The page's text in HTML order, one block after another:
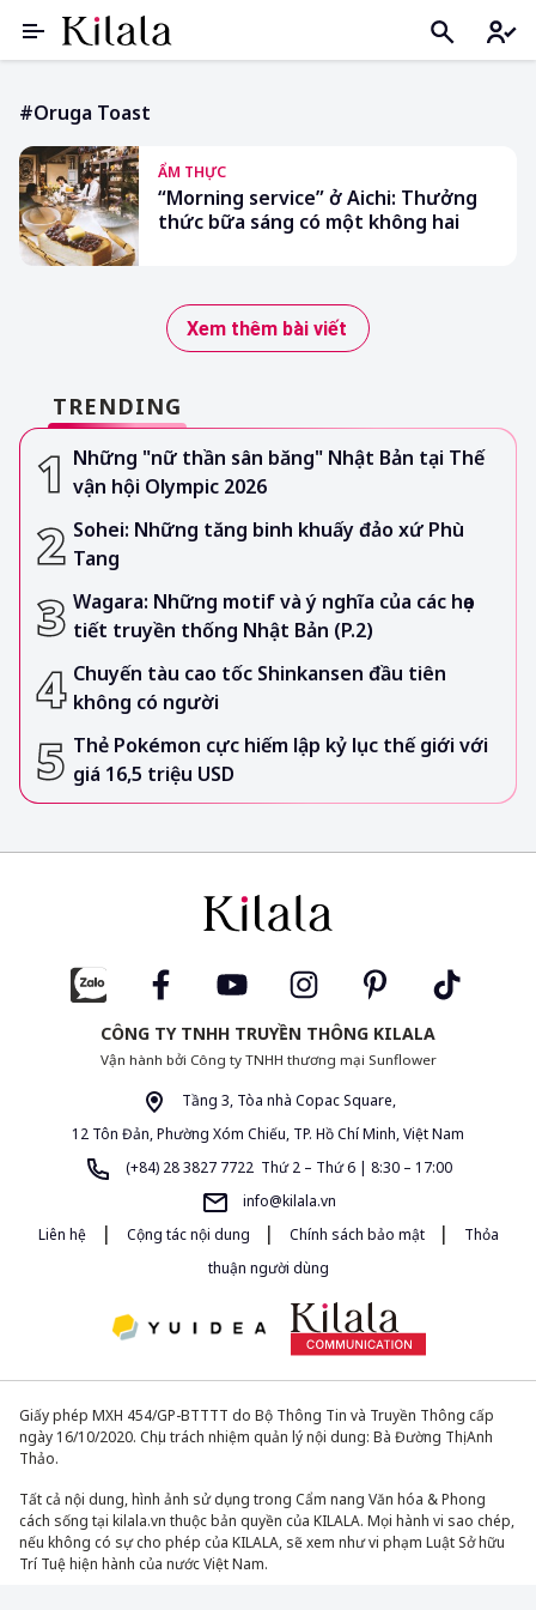
#oruga Toast
ẨM THỰC
“Morning service” ở Aichi: Thưởng
thức bữa sáng có một không hai
Xem thêm bài viết
TRENDING
Những "nữ thần sân băng" Nhật Bản tại Thế
vận hội Olympic 2026
Sohei: Những tăng binh khuấy đảo xứ Phù
Tang
Wagara: Những motif và ý nghĩa của các họa
tiết truyền thống Nhật Bản (P.2)
Chuyến tàu cao tốc Shinkansen đầu tiên
không có người
Thẻ Pokémon cực hiếm lập kỷ lục thế giới với
giá 16,5 triệu USD
CÔNG TY TNHH TRUYỀN THÔNG KILALA
Vận hành bởi Công ty TNHH thương mại Sunflower
Tầng 3, Tòa nhà Copac Square,
12 Tôn Đản, Phường Xóm Chiếu, TP. Hồ Chí Minh, Việt Nam
(+84) 28 3827 7722 Thứ 2 – Thứ 6 | 8:30 – 17:00
info@kilala.vn
Liên hệ
| Cộng tác nội dung | Chính sách bảo mật |
Thỏa
thuận người dùng
Giấy phép MXH 454/GP-BTTTT do Bộ Thông Tin và Truyền Thông cấp
ngày 16/10/2020. Chịu trách nhiệm quản lý nội dung: Bà Đường Thị Anh
Thảo.
Tất cả nội dung, hình ảnh sử dụng trong Cẩm nang Văn hóa & Phong
cách sống tại kilala.vn thuộc bản quyền của KILALA. Mọi hành vi sao chép,
nếu không có sự cho phép của KILALA, sẽ xem như vi phạm Luật Sở hữu
Trí Tuệ hiện hành của nước Việt Nam.